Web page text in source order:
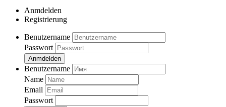
Anmdelden
Registrierung
Benutzername
Passwort
Anmdelden
Benutzername
Name
Email
Passwort